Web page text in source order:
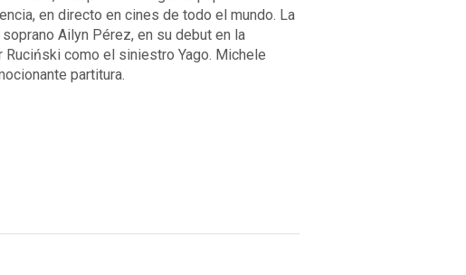
en directo en cines de todo el mundo. La
Ailyn Pérez, en su debut en la
como el siniestro Yago. Michele
partitura.